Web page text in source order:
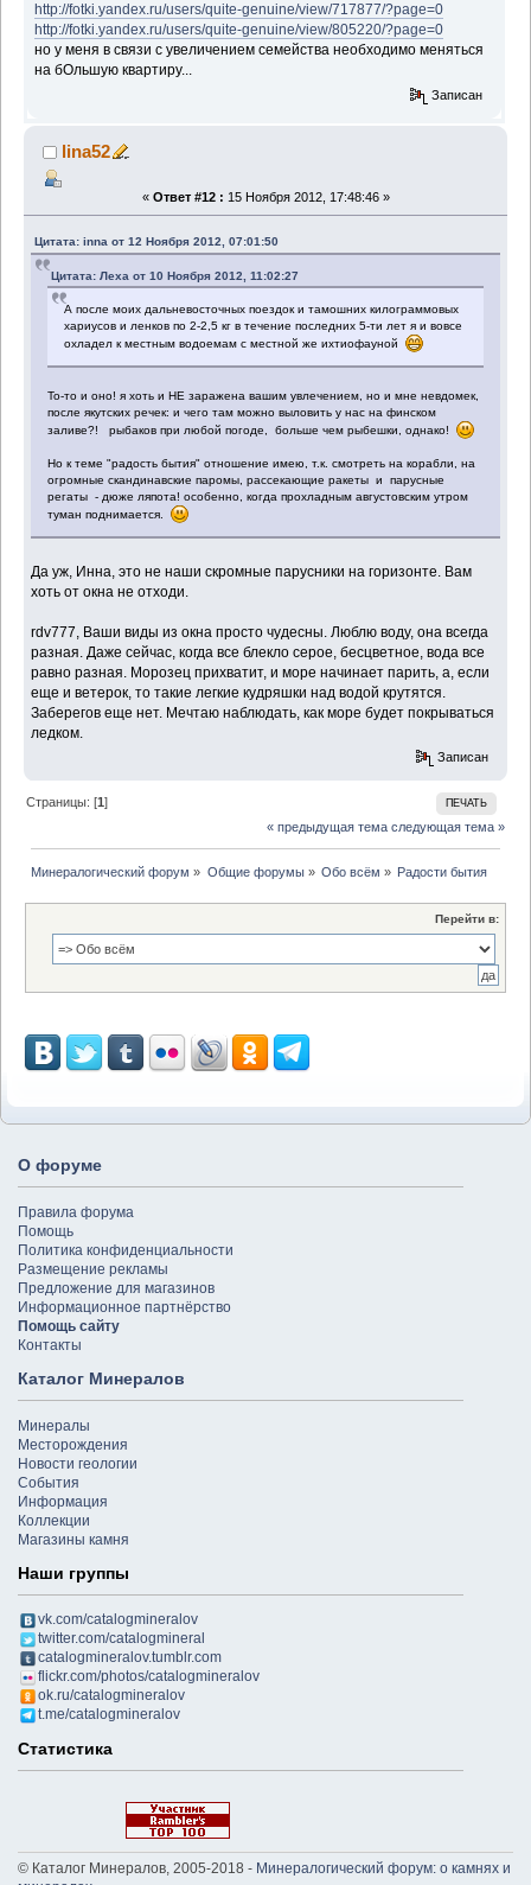
http://fotki.yandex.ru/users/quite-genuine/view/717877/?page=0
http://fotki.yandex.ru/users/quite-genuine/view/805220/?page=0
но у меня в связи с увеличением семейства необходимо меняться
на бОльшую квартиру...
Записан
lina52
« Ответ #12 : 15 Ноября 2012, 17:48:46 »
Цитата: inna от 12 Ноября 2012, 07:01:50
Цитата: Леха от 10 Ноября 2012, 11:02:27
А после моих дальневосточных поездок и тамошних килограммовых
хариусов и ленков по 2-2,5 кг в течение последних 5-ти лет я и вовсе
охладел к местным водоемам с местной же ихтиофауной
То-то и оно! я хоть и НЕ заражена вашим увлечением, но и мне невдомек,
после якутских речек: и чего там можно выловить у нас на финском
заливе?! рыбаков при любой погоде, больше чем рыбешки, однако!
Но к теме "радость бытия" отношение имею, т.к. смотреть на корабли, на
огромные скандинавские паромы, рассекающие ракеты и парусные
регаты - дюже ляпота! особенно, когда прохладным августовским утром
туман поднимается.
Да уж, Инна, это не наши скромные парусники на горизонте. Вам
хоть от окна не отходи.
rdv777, Ваши виды из окна просто чудесны. Люблю воду, она всегда
разная. Даже сейчас, когда все блекло серое, бесцветное, вода все
равно разная. Морозец прихватит, и море начинает парить, а, если
еще и ветерок, то такие легкие кудряшки над водой крутятся.
Заберегов еще нет. Мечтаю наблюдать, как море будет покрываться
ледком.
Записан
ПЕЧАТЬ
Страницы: [1]
« предыдущая тема следующая тема »
Минералогический форум » Общие форумы» Обо всём » Радости бытия
Перейти в:
О форуме
Правила форума
Помощь
Политика конфиденциальности
Размещение рекламы
Предложение для магазинов
Информационное партнёрство
Помощь сайту
Контакты
Каталог Минералов
Минералы
Месторождения
Новости геологии
События
Информация
Коллекции
Магазины камня
Наши группы
vk.com/catalogmineralov
twitter.com/catalogmineral
catalogmineralov.tumblr.com
flickr.com/photos/catalogmineralov
ok.ru/catalogmineralov
t.me/catalogmineralov
Статистика
© Каталог Минералов, 2005-2018 - Минералогический форум: о камнях и